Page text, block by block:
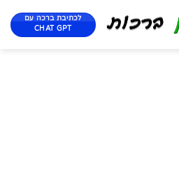
לכתיבת ברכה עם
CHAT GPT